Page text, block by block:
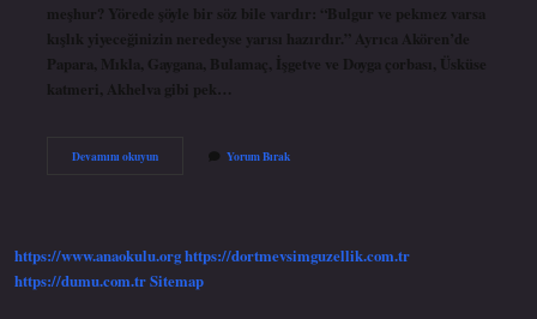
meşhur? Yörede şöyle bir söz bile vardır: “Bulgur ve pekmez varsa
kışlık yiyeceğinizin neredeyse yarısı hazırdır.” Ayrıca Akören’de
Papara, Mıkla, Gaygana, Bulamaç, İşgetve ve Doyga çorbası, Üsküse
katmeri, Akhelva gibi pek…
Devamını okuyunAkören
Yorum Bırak
https://www.anaokulu.orghttps://dortmevsimguzellik.com.tr
https://dumu.com.trSitemap